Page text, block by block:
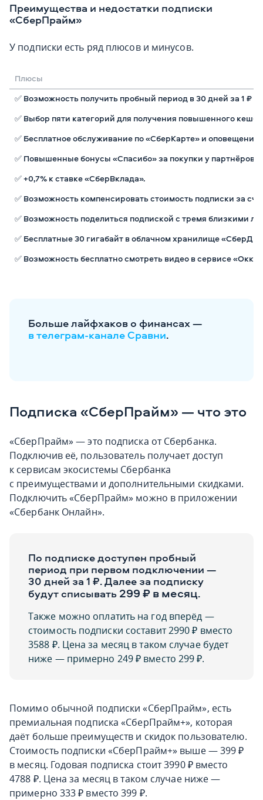
Преимущества и недостатки подписки
«СберПрайм»
У подписки есть ряд плюсов и минусов.
Плюсы
✅ Возможность получить пробный период в 30 дней за 1 ₽
✅ Выбор пяти категорий для получения повышенного
✅ Бесплатное обслуживание по «СберКарте» и оповещения
✅ Повышенные бонусы «Спасибо» за покупки у партнёров
✅ +0,7% к ставке «СберВклада».
✅ Возможность компенсировать стоимость подписки за
✅ Возможность поделиться подпиской с тремя близкими
✅ Бесплатные 30 гигабайт в облачном хранилище
✅ Возможность бесплатно смотреть видео в сервисе
Больше лайфхаков о финансах —
в телеграм-канале Сравни.
Подписка «СберПрайм» — что это
«СберПрайм» — это подписка от Сбербанка.
Подключив её, пользователь получает доступ
к сервисам экосистемы Сбербанка
с преимуществами и дополнительными скидками.
Подключить «СберПрайм» можно в приложении
«Сбербанк Онлайн».
По подписке доступен пробный
период при первом подключении —
30 дней за 1 ₽. Далее за подписку
будут списывать 299₽ в месяц.
Также можно оплатить на год вперёд —
стоимость подписки составит 2990 ₽ вместо
3588 ₽. Цена за месяц в таком случае будет
ниже — примерно 249 ₽ вместо 299 ₽.
Помимо обычной подписки «СберПрайм», есть
премиальная подписка «СберПрайм+», которая
даёт больше преимуществ и скидок пользователю.
Стоимость подписки «СберПрайм+» выше — 399 ₽
в месяц. Годовая подписка стоит 3990 ₽ вместо
4788 ₽. Цена за месяц в таком случае ниже —
примерно 333 ₽ вместо 399 ₽.